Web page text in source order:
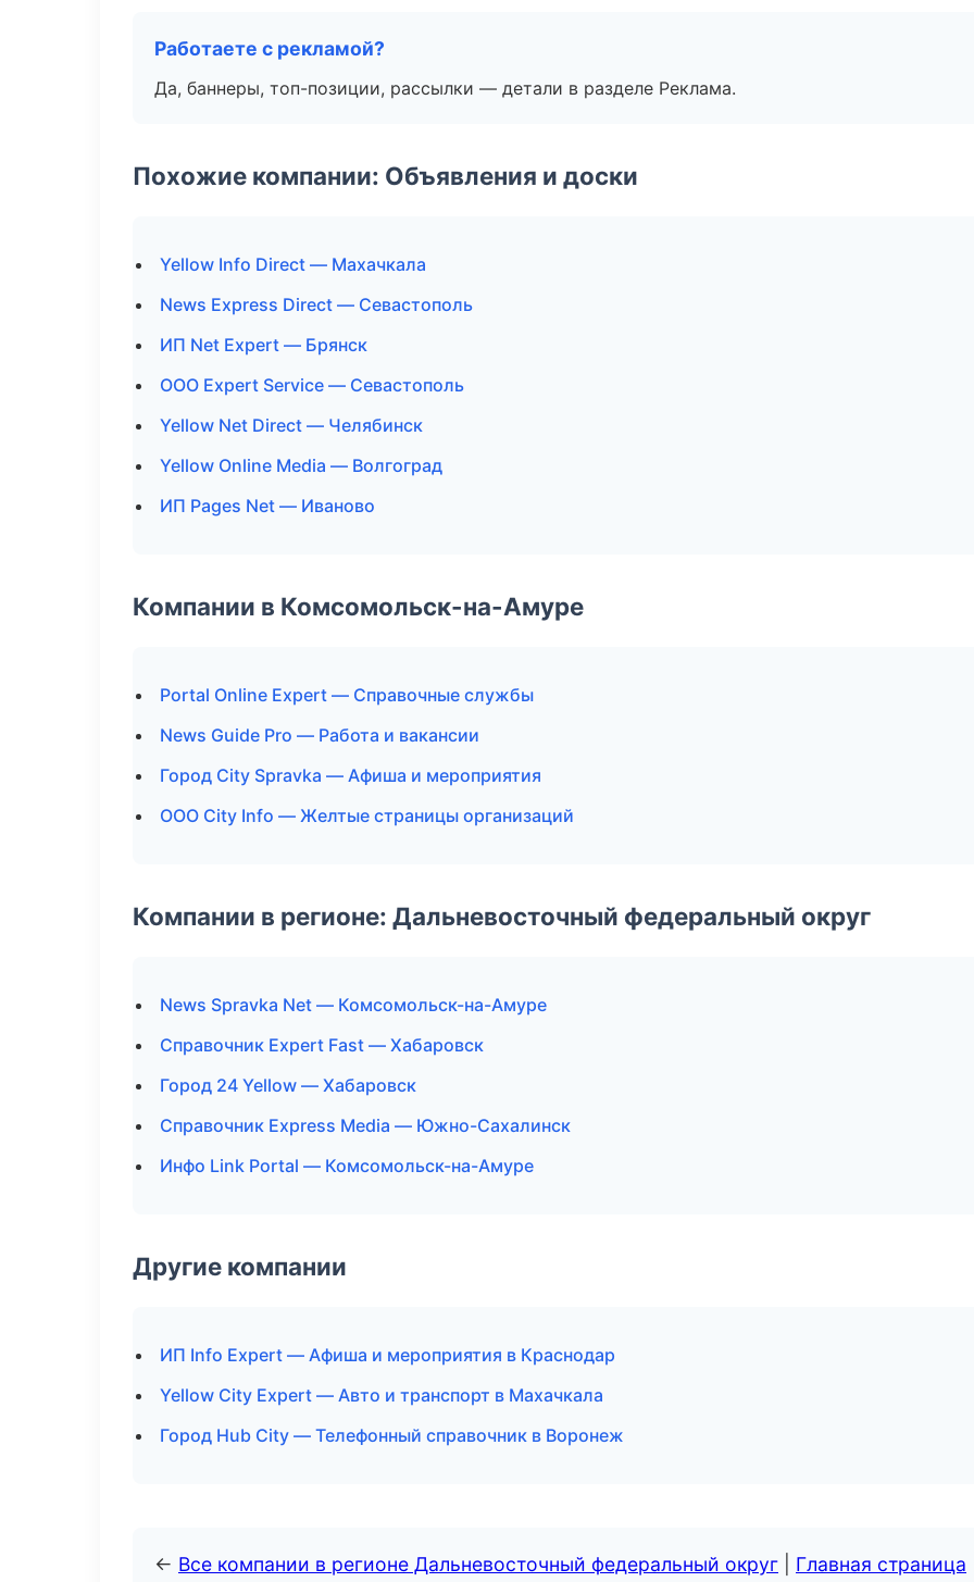
Работаете с рекламой?
Да, баннеры, топ-позиции, рассылки — детали в разделе Реклама.
Похожие компании: Объявления и доски
Yellow Info Direct — Махачкала
News Express Direct — Севастополь
ИП Net Expert — Брянск
ООО Expert Service — Севастополь
Yellow Net Direct — Челябинск
Yellow Online Media — Волгоград
ИП Pages Net — Иваново
Компании в Комсомольск-на-Амуре
Portal Online Expert — Справочные службы
News Guide Pro — Работа и вакансии
Город City Spravka — Афиша и мероприятия
ООО City Info — Желтые страницы организаций
Компании в регионе: Дальневосточный федеральный округ
News Spravka Net — Комсомольск-на-Амуре
Справочник Expert Fast — Хабаровск
Город 24 Yellow — Хабаровск
Справочник Express Media — Южно-Сахалинск
Инфо Link Portal — Комсомольск-на-Амуре
Другие компании
ИП Info Expert — Афиша и мероприятия в Краснодар
Yellow City Expert — Авто и транспорт в Махачкала
Город Hub City — Телефонный справочник в Воронеж
← Все компании в регионе Дальневосточный федеральный округ Главная страница